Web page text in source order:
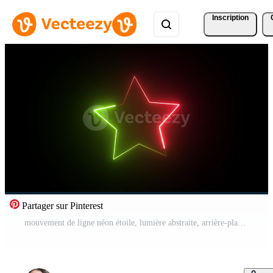
Inscription
Partager sur Pinterest
mouvement de ligne néon étoile, lumière abstraite, arrière-plan clair, effet d'animation, boucle de lueur futuriste, technologie de forme moderne, modèle de cercle, énergie graphique rougeoyante, animation colorée Vidéo Gratuite